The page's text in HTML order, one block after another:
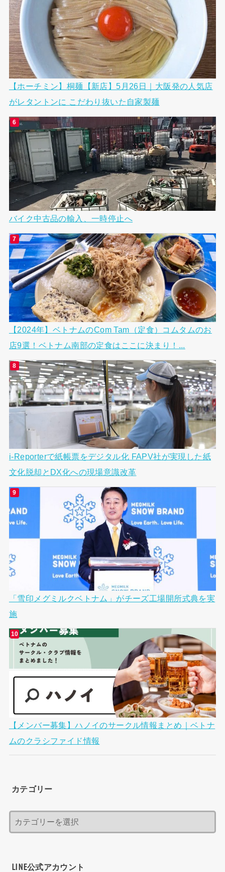
【ホーチミン】桐麺【新店】5月26日｜大阪発の人気店
がレタントンに こだわり抜いた自家製麺
バイク中古品の輸入、一時停止へ
【2024年】ベトナムのCom Tam（定食）コムタムのお
店9選！ベトナム南部の定食はここに決まり！...
i-Reporterで紙帳票をデジタル化 FAPV社が実現した紙
文化脱却とDX化への現場意識改革
「雪印メグミルクベトナム」がチーズ工場開所式典を実
施
【メンバー募集】ハノイのサークル情報まとめ｜ベトナ
ムのクラシファイド情報
カテゴリー
LINE公式アカウント